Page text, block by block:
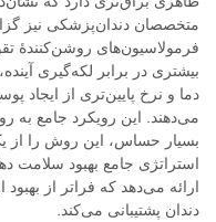
متخصصان دندان‌پزشکی نیز
فرمولاسیون‌های روشن‌کنندهٔ
بیشتری در برابر لکه‌گیری
دما و نرخ پایین‌تری از ایجاد
می‌دهند. این رویکرد جامع به
بسیار حساس، این روش را از
استراتژی جامع بهبود سلامت
ارائه می‌دهد که فراتر از
دندان پشتیبانی می‌کند.